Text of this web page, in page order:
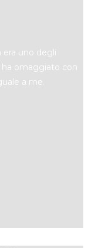
era uno degli
omaggiato con
a me.